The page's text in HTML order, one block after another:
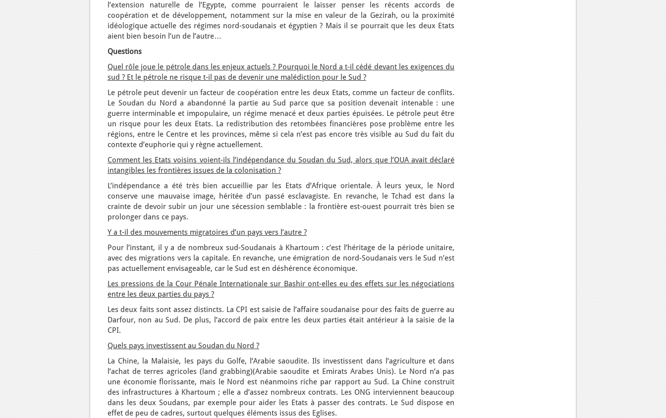
l’extension naturelle de l’Egypte, comme pourraient le laisser penser les récents accords de
coopération et de développement, notamment sur la mise en valeur de la Gezirah, ou la proximité
idéologique actuelle des régimes nord-soudanais et égyptien ? Mais il se pourrait que les deux Etats
aient bien besoin l’un de l’autre…
Questions
Quel rôle joue le pétrole dans les enjeux actuels ? Pourquoi le Nord a t-il cédé devant les exigences du
sud ? Et le pétrole ne risque t-il pas de devenir une malédiction pour le Sud ?
Le pétrole peut devenir un facteur de coopération entre les deux Etats, comme un facteur de conflits.
Le Soudan du Nord a abandonné la partie au Sud parce que sa position devenait intenable : une
guerre interminable et impopulaire, un régime menacé et deux parties épuisées. Le pétrole peut être
un risque pour les deux Etats. La redistribution des retombées financières pose problème entre les
régions, entre le Centre et les provinces, même si cela n’est pas encore très visible au Sud du fait du
contexte d’euphorie qui y règne actuellement.
Comment les Etats voisins voient-ils l’indépendance du Soudan du Sud, alors que l’OUA avait déclaré
intangibles les frontières issues de la colonisation ?
L’indépendance a été très bien accueillie par les Etats d’Afrique orientale. À leurs yeux, le Nord
conserve une mauvaise image, héritée d’un passé esclavagiste. En revanche, le Tchad est dans la
crainte de devoir subir un jour une sécession semblable : la frontière est-ouest pourrait très bien se
prolonger dans ce pays.
Y a t-il des mouvements migratoires d’un pays vers l’autre ?
Pour l’instant, il y a de nombreux sud-Soudanais à Khartoum : c’est l’héritage de la période unitaire,
avec des migrations vers la capitale. En revanche, une émigration de nord-Soudanais vers le Sud n’est
pas actuellement envisageable, car le Sud est en déshérence économique.
Les pressions de la Cour Pénale Internationale sur Bashir ont-elles eu des effets sur les négociations
entre les deux parties du pays ?
Les deux faits sont assez distincts. La CPI est saisie de l’affaire soudanaise pour des faits de guerre au
Darfour, non au Sud. De plus, l’accord de paix entre les deux parties était antérieur à la saisie de la
CPI.
Quels pays investissent au Soudan du Nord ?
La Chine, la Malaisie, les pays du Golfe, l’Arabie saoudite. Ils investissent dans l’agriculture et dans
l’achat de terres agricoles (land grabbing)(Arabie saoudite et Emirats Arabes Unis). Le Nord n’a pas
une économie florissante, mais le Nord est néanmoins riche par rapport au Sud. La Chine construit
des infrastructures à Khartoum ; elle a d’assez nombreux contrats. Les ONG interviennent beaucoup
dans les deux Soudans, par exemple pour aider les Etats à passer des contrats. Le Sud dispose en
effet de peu de cadres, surtout quelques éléments issus des Eglises.